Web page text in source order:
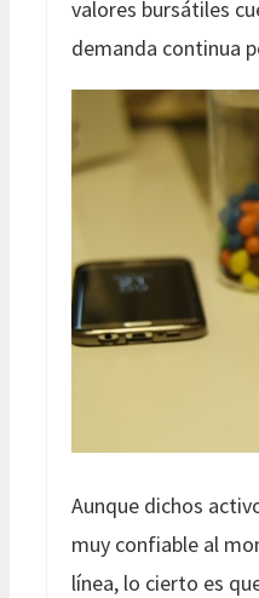
valores bursátiles
demanda continua
Aunque dichos
muy confiable al
línea, lo cierto es